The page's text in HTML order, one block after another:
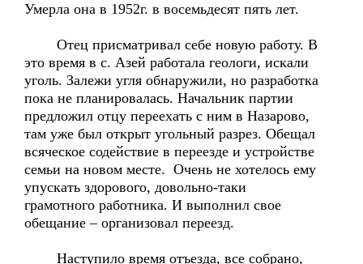
Умерла она в 1952г. в восемьдесят пять лет.
Отец присматривал себе новую работу. В
это время в с. Азей работала геологи, искали
уголь. Залежи угля обнаружили, но разработка
пока не планировалась. Начальник партии
предложил отцу переехать с ним в Назарово,
там уже был открыт угольный разрез. Обещал
всяческое содействие в переезде и устройстве
семьи на новом месте. Очень не хотелось ему
упускать здорового, довольно-таки
грамотного работника. И выполнил свое
обещание – организовал переезд.
Наступило время отъезда, все собрано,